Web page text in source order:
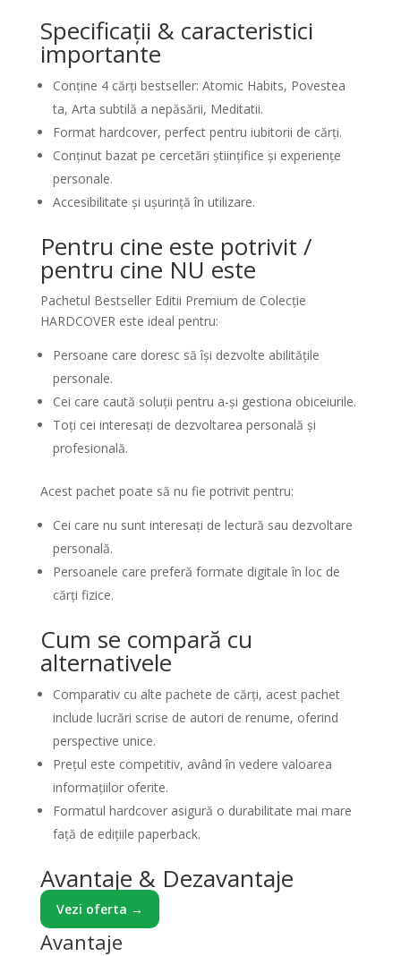
Specificații & caracteristici
importante
Conține 4 cărți bestseller: Atomic Habits, Povestea
ta, Arta subtilă a nepăsării, Meditatii.
Format hardcover, perfect pentru iubitorii de cărți.
Conținut bazat pe cercetări științifice și experiențe
personale.
Accesibilitate și ușurință în utilizare.
Pentru cine este potrivit /
pentru cine NU este
Pachetul Bestseller Editii Premium de Colecție
HARDCOVER este ideal pentru:
Persoane care doresc să își dezvolte abilitățile
personale.
Cei care caută soluții pentru a-și gestiona obiceiurile.
Toți cei interesați de dezvoltarea personală și
profesională.
Acest pachet poate să nu fie potrivit pentru:
Cei care nu sunt interesați de lectură sau dezvoltare
personală.
Persoanele care preferă formate digitale în loc de
cărți fizice.
Cum se compară cu
alternativele
Comparativ cu alte pachete de cărți, acest pachet
include lucrări scrise de autori de renume, oferind
perspective unice.
Prețul este competitiv, având în vedere valoarea
informațiilor oferite.
Formatul hardcover asigură o durabilitate mai mare
față de edițiile paperback.
Avantaje & Dezavantaje
Vezi oferta →
Avantaje